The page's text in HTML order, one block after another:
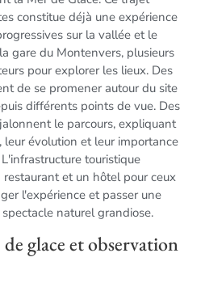
constitue déjà une expérience
sur la vallée et le
gare du Montenvers, plusieurs
pour explorer les lieux. Des
de se promener autour du site
différents points de vue. Des
le parcours, expliquant
leur évolution et leur importance
touristique
et un hôtel pour ceux
l'expérience et passer une
naturel grandiose.
glace et observation